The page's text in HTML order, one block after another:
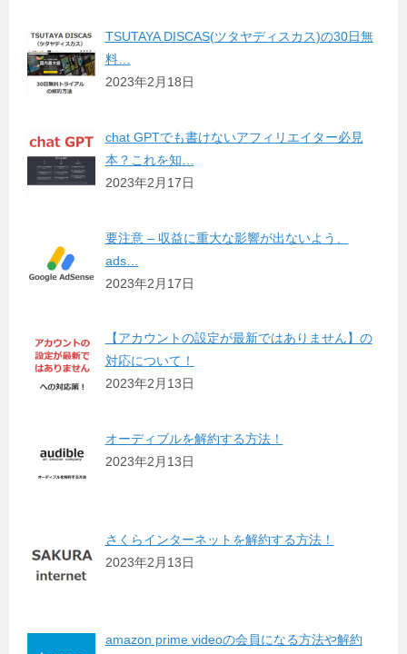
TSUTAYA DISCAS(ツタヤディスカス)の30日無
料…
2023年2月18日
chat GPTでも書けないアフィリエイター必見
本？これを知…
2023年2月17日
要注意 – 収益に重大な影響が出ないよう、
ads…
2023年2月17日
【アカウントの設定が最新ではありません】の
対応について！
2023年2月13日
オーディブルを解約する方法！
2023年2月13日
さくらインターネットを解約する方法！
2023年2月13日
amazon prime videoの会員になる方法や解約